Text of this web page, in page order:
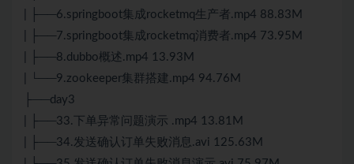
| ├──6.springboot集成rocketmq生产者.mp4 88.83M
| ├──7.springboot集成rocketmq消费者.mp4 73.95M
| ├──8.dubbo概述.mp4 13.93M
| └──9.zookeeper集群搭建.mp4 94.76M
├──day3
| ├──33.下单异常问题演示 .mp4 13.81M
| ├──34.发送确认订单失败消息.avi 125.63M